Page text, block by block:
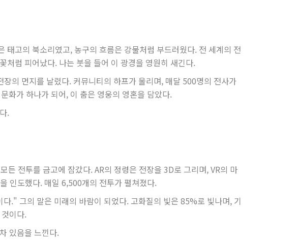
태고의 북소리였고, 농구의 흐름은 강물처럼 부드러웠다. 전 세계의 전
처럼 피어났다. 나는 붓을 들어 이 광경을 영원히 새긴다.
의 먼지를 날렸다. 커뮤니티의 하프가 울리며, 매달 500명의 전사가
화가 하나가 되어, 이 춤은 영웅의 영혼을 담았다.
.
든 전투를 금고에 잠갔다. AR의 정령은 전장을 3D로 그리며, VR의 마
인도했다. 매일 6,500개의 전투가 펼쳐졌다.
." 그의 말은 미래의 바람이 되었다. 고화질의 빛은 85%로 빛나며, 기
이다.
있음을 느낀다.